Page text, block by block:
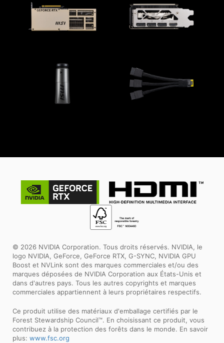
© 2026 NVIDIA Corporation. Tous droits réservés. NVIDIA, le
logo NVIDIA, GeForce, GeForce RTX, G-SYNC, NVIDIA GPU
Boost et NVLink sont des marques commerciales et/ou des
marques déposées de NVIDIA Corporation aux États-Unis et
dans d'autres pays. Tous les autres copyrights et marques
commerciales appartiennent à leurs propriétaires respectifs.
Ce produit utilise des matériaux d'emballage certifiés par le
Forest Stewardship Council™. En choisissant ce produit, vous
contribuez à la protection des forêts dans le monde. En savoir
plus: www.fsc.org